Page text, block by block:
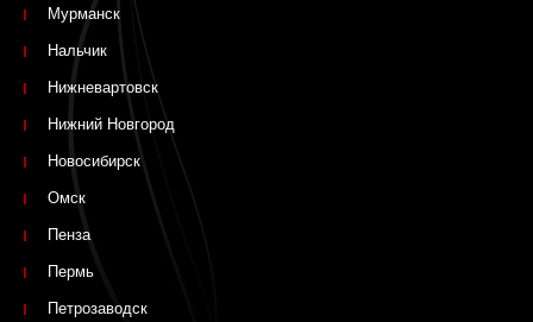
Мурманск
Нальчик
Нижневартовск
Нижний Новгород
Новосибирск
Омск
Пенза
Пермь
Петрозаводск